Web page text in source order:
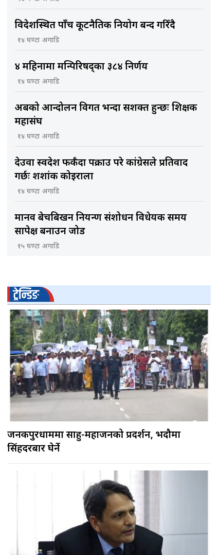
विदेशस्थित पाँच कूटनैतिक नियोग बन्द गरिँदै
१४ घण्टा अगाडि
४ महिनामा मन्त्रिपरिषद्का ३८४ निर्णय
१४ घण्टा अगाडि
अबको आन्दोलन विगत भन्दा सशक्त हुन्छः शिक्षक
महासंघ
१४ घण्टा अगाडि
देउवा स्वदेश फर्कँदा पक्राउ परे कांग्रेसले प्रतिवाद
गर्छः शशांक कोइराला
१४ घण्टा अगाडि
मानव बेचबिखन नियन्त्रण संशोधन विधेयक समय
सापेक्ष बनाउन जोड
१५ घण्टा अगाडि
ट्रेन्डिङ
जनकपुरधाममा साहु-महाजनको प्रदर्शन, भदौमा
सिंहदरबार घेर्ने